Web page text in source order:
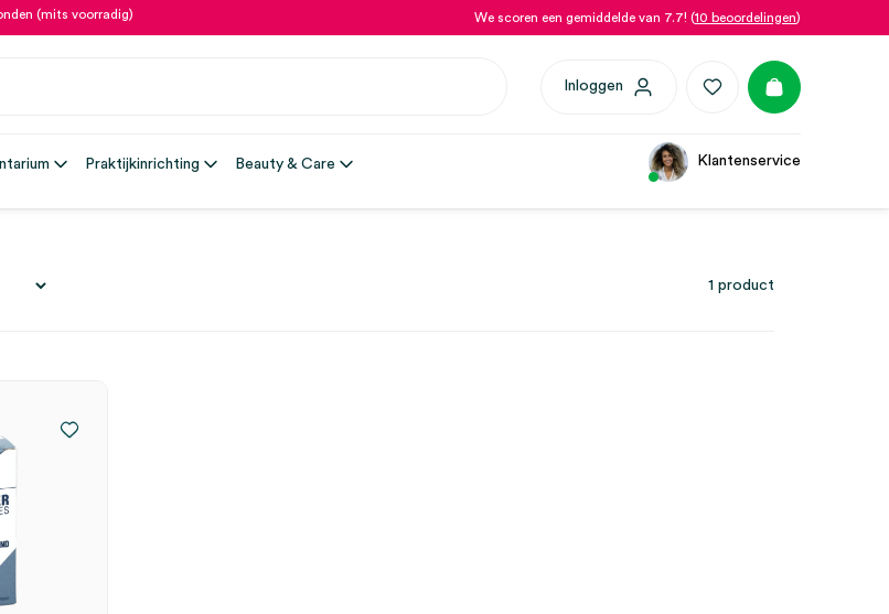
(mits voorradig) We scoren een gemiddelde van 7.7! (10 beoordelingen)
Inloggen
Praktijkinrichting Beauty & Care Klantenservice
1 product